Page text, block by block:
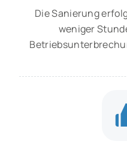
Die Sanierung
weniger